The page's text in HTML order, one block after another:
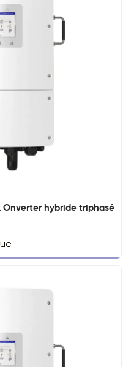
Onverter hybride triphasé